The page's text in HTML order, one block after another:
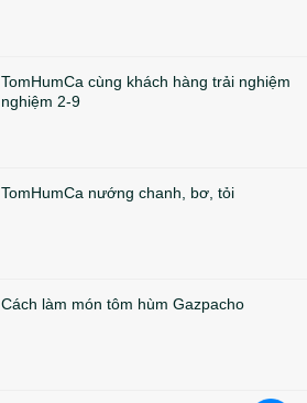
TomHumCa cùng khách hàng trải nghiệm
nghiệm 2-9
TomHumCa nướng chanh, bơ, tỏi
Cách làm món tôm hùm Gazpacho